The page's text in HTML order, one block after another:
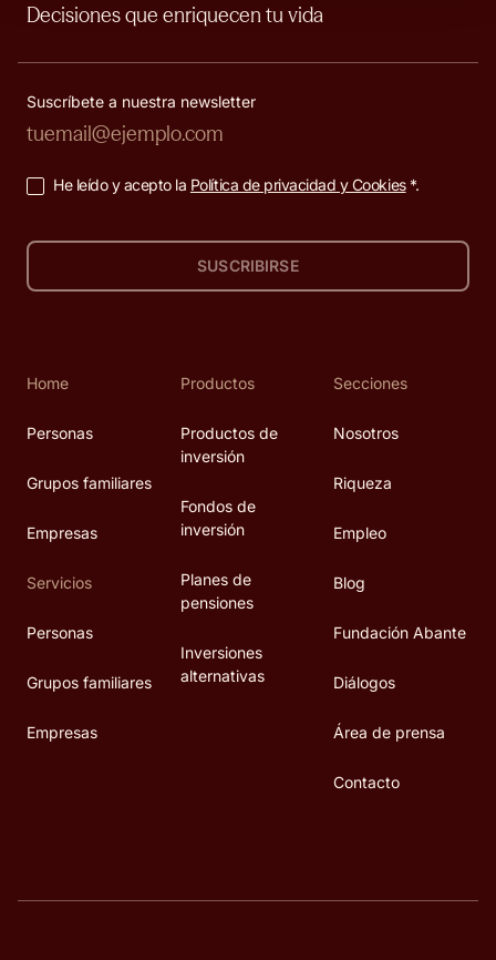
Decisiones que enriquecen tu vida
Suscríbete a nuestra newsletter
He leído y acepto la Política de privacidad y Cookies*.
SUSCRIBIRSE
Home
Personas
Grupos familiares
Empresas
Servicios
Personas
Grupos familiares
Empresas
Productos
Productos de
inversión
Fondos de
inversión
Planes de
pensiones
Inversiones
alternativas
Secciones
Nosotros
Riqueza
Empleo
Blog
Fundación Abante
Diálogos
Área de prensa
Contacto